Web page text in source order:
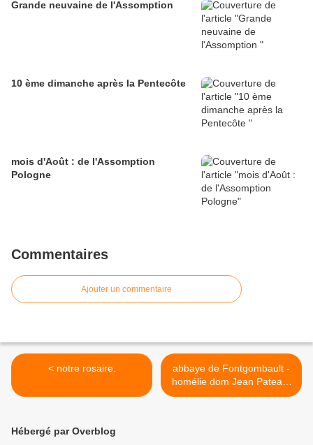
Grande neuvaine de l'Assomption
10 ème dimanche après la Pentecôte
mois d'Août : de l'Assomption
Pologne
Commentaires
Ajouter un commentaire
< notre rosaire.
abbaye de Fontgombault -
homélie dom Jean Pateau,
père abbé de
Hébergé par Overblog